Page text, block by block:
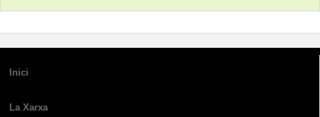
Inici
La Xarxa